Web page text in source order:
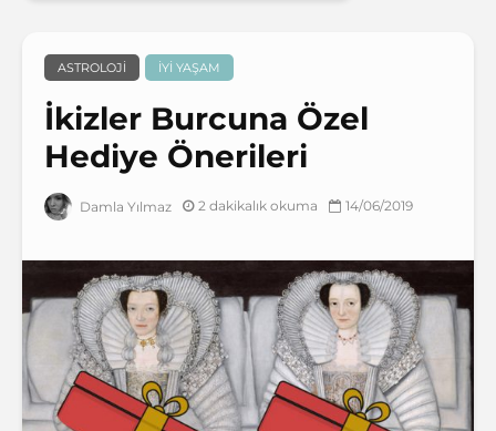
ASTROLOJI İYI YAŞAM
İkizler Burcuna Özel
Hediye Önerileri
Damla Yılmaz 2 dakikalık okuma 14/06/2019